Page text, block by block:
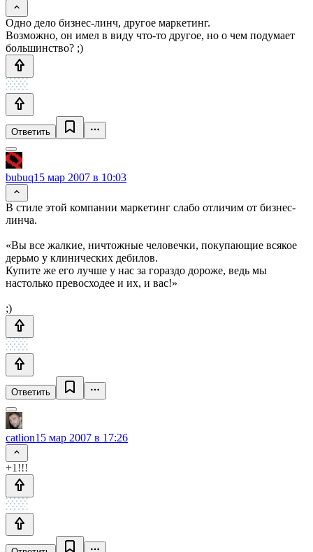
Одно дело бизнес-линч, другое маркетинг.
Возможно, он имел в виду что-то другое, но о чем подумает
большинство? ;)
Ответить
bubuq15 мар 2007 в 10:03
В стиле этой компании маркетинг слабо отличим от бизнес-
линча.
«Вы все жалкие, ничтожные человечки, покупающие всякое
дерьмо у клинических дебилов.
Купите же его лучше у нас за гораздо дороже, ведь мы
настолько превосходее и их, и вас!»
;)
Ответить
catlion15 мар 2007 в 17:26
+1!!!